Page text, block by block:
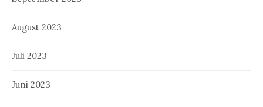
August 2023
Juli 2023
Juni 2023